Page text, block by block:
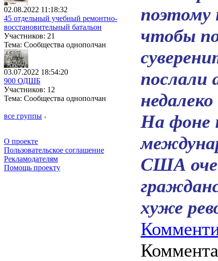
02.08.2022 11:18:32
45 отдельный учебный ремонтно-
восстановительный батальон
Участников: 21
Тема: Сообщества однополчан
03.07.2022 18:54:20
900 ОДШБ
Участников: 12
Тема: Сообщества однополчан
все группы
О проекте
Пользовательское соглашение
Рекламодателям
Помощь проекту
поэтому
чтобы
послали
На фоне
США
хуже